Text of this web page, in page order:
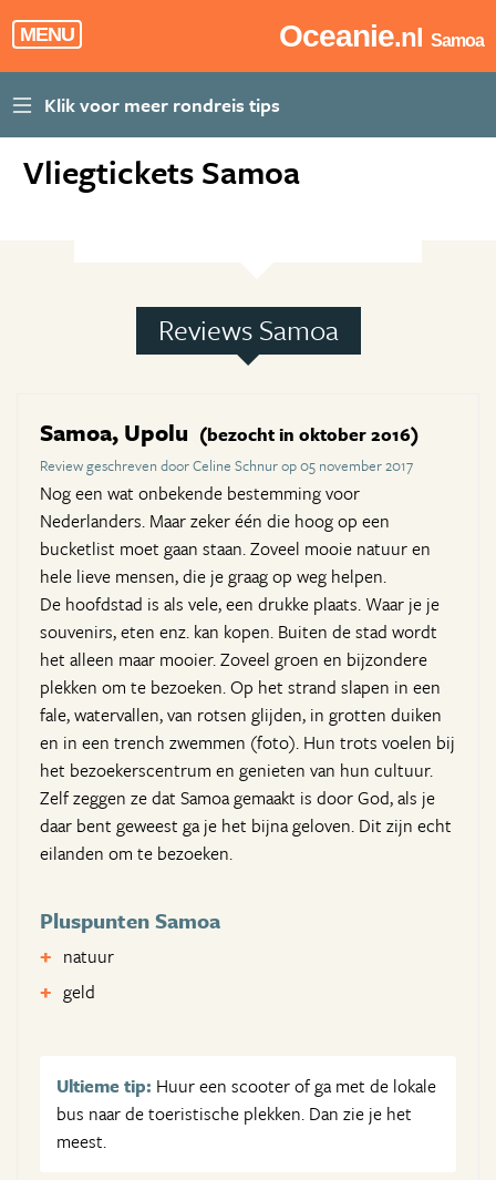
MENU Oceanie.nl Samoa
Vliegtickets Samoa
Reviews Samoa
Samoa, Upolu (bezocht in oktober 2016)
Review geschreven door Celine Schnur op 05 november 2017
Nog een wat onbekende bestemming voor
Nederlanders. Maar zeker één die hoog op een
bucketlist moet gaan staan. Zoveel mooie natuur en
hele lieve mensen, die je graag op weg helpen.
De hoofdstad is als vele, een drukke plaats. Waar je je
souvenirs, eten enz. kan kopen. Buiten de stad wordt
het alleen maar mooier. Zoveel groen en bijzondere
plekken om te bezoeken. Op het strand slapen in een
fale, watervallen, van rotsen glijden, in grotten duiken
en in een trench zwemmen (foto). Hun trots voelen bij
het bezoekerscentrum en genieten van hun cultuur.
Zelf zeggen ze dat Samoa gemaakt is door God, als je
daar bent geweest ga je het bijna geloven. Dit zijn echt
eilanden om te bezoeken.
Pluspunten Samoa
natuur
geld
Ultieme tip: Huur een scooter of ga met de lokale
bus naar de toeristische plekken. Dan zie je het
meest.